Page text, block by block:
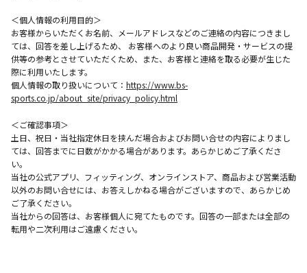
＜個人情報の利用目的＞
お客様からいただくお名前、メールアドレスなどのご連絡の内容につきまし
ては、回答を差し上げるため、 お客様へのより良い商品開発・サービスの提
供等の参考とさせていただくため、また、お客様と連絡を取る必要が生じた
際に利用いたします。
個人情報の取り扱いについて： https://www.bs-
sports.co.jp/about_site/privacy_policy.html
＜ご確認事項＞
土日、祝日・当社指定休日を挟んだ場合およびお問い合せの内容によりまし
ては、回答までに日数がかかる場合があります。あらかじめご了承くださ
い。
当社の公式アプリ、フィッティング、オンラインストア、商品および営業活動
以外のお問い合せには、お答えしかねる場合がございますので、あらかじめ
ご了承ください。
当社からの回答は、お客様個人に宛てたものです。回答の一部または全部の
転用や二次利用はご遠慮ください。